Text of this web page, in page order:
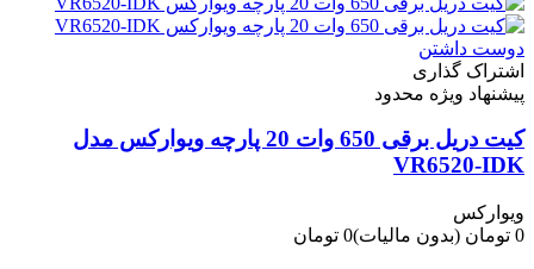
دوست داشتن
اشتراک گذاری
پیشنهاد ویژه محدود
کیت دریل برقی 650 وات 20 پارچه ویوارکس مدل
VR6520-IDK
ویوارکس
0 تومان
(بدون مالیات)0 تومان